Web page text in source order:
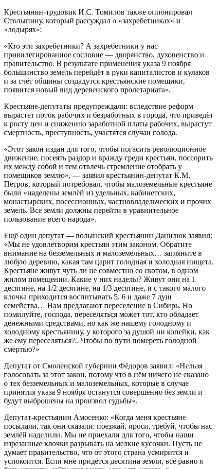
Крестьянин-трудовик И.С. Томилов также оппонировал
Столыпину, который рассуждал о «захребетниках» и
«лодырях»:
«Кто эти захребетники? А захребетники у нас
привилегированное сословие — дворянство, духовенство и
правительство. В результате применения указа 9 ноября
большинство земель перейдёт в руки капиталистов и кулаков
и за счёт общины создадутся крестьянские помещики,
появится новый вид деревенского пролетариата».
Крестьяне-депутаты предупреждали: вследствие реформ
вырастет поток рабочих и безработных в города, что приведёт
к росту цен и снижению заработной платы рабочих, вырастут
смертность, преступность, участятся случаи голода.
«Этот закон издан для того, чтобы погасить революционное
движение, посеять раздор и вражду среди крестьян, поссорить
их между собой и тем отвлечь стремление отобрать у
помещиков землю», — заявил крестьянин-депутат К.М.
Петров, который потребовал, чтобы малоземельные крестьяне
были «наделены землёй из удельных, кабинетских,
монастырских, посессионных, частновладельческих и прочих
земель. Все земли должны перейти в уравнительное
пользование всего народа».
Ещё один депутат — волынский крестьянин Данилюк заявил:
«Мы не удовлетворим крестьян этим законом. Обратите
внимание на безземельных и малоземельных… загляните в
любую деревню, какая там царит голодная и холодная нищета.
Крестьяне живут чуть ли не совместно со скотом, в одном
жилом помещении. Какие у них наделы? Живут они на 1
десятине, на 1/2 десятине, на 1/3 десятине, и с такого малого
клочка приходится воспитывать 5, 6 и даже 7 душ
семейства… Нам предлагают переселение в Сибирь. Но
помилуйте, господа, переселяться может тот, кто обладает
денежными средствами, но как же нашему голодному и
холодному крестьянину, у которого за душой ни копейки, как
же ему переселяться?.. Чтобы по пути помереть голодной
смертью?»
Депутат от Смоленской губернии Фёдоров заявил: «Нельзя
голосовать за этот закон, потому что в нём ничего не сказано
о тех безземельных и малоземельных, которые в случае
принятия указа 9 ноября останутся совершенно без земли и
будут выброшены на произвол судьбы».
Депутат-крестьянин Амосенко: «Когда меня крестьяне
посылали, так они сказали: поезжай, проси, требуй, чтобы нас
землёй наделили. Мы не приехали для того, чтобы наши
изрезанные клочки разрывать на мелкие кусочки. Пусть не
думает правительство, что от этого страна усмирится и
успокоится. Если мне придётся десятина земли, всё равно я